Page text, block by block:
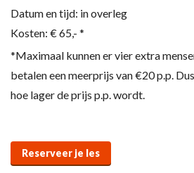
Datum en tijd: in overleg
Kosten: € 65,- *
*Maximaal kunnen er vier extra
betalen een meerprijs van €20 p.p.
hoe lager de prijs p.p. wordt.
Reserveer je les